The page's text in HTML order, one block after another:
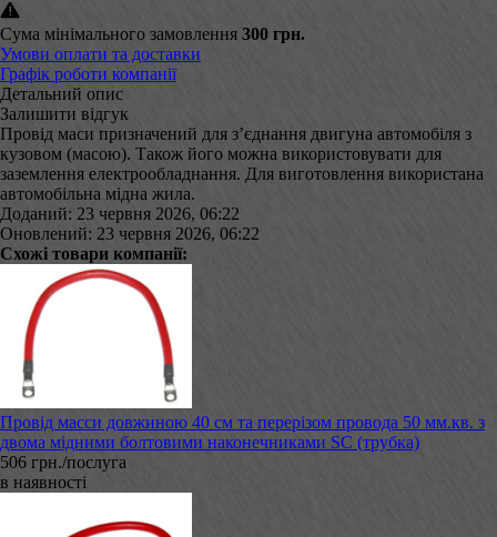
Сума мінімального замовлення 300 грн.
Умови оплати та доставки
Графік роботи компанії
Детальний опис
Залишити відгук
Провід маси призначений для з’єднання двигуна автомобіля з
кузовом (масою). Також його можна використовувати для
заземлення електрообладнання. Для виготовлення використана
автомобільна мідна жила.
Доданий: 23 червня 2026, 06:22
Оновлений: 23 червня 2026, 06:22
Схожі товари компанії:
Провід масси довжиною 40 см та перерізом провода 50 мм.кв. з
двома мідними болтовими наконечниками SC (трубка)
506 грн./послуга
в наявності